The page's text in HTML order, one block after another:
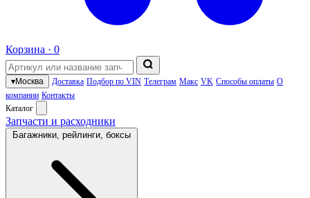
Корзина · 0
▾Москва Доставка Подбор по VIN Телеграм Макс VK Способы оплаты О
компании Контакты
Каталог
Запчасти и расходники
Багажники, рейлинги, боксы